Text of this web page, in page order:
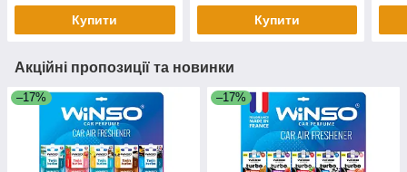
Купити Купити
Акційні пропозиції та новинки
–17% –17%